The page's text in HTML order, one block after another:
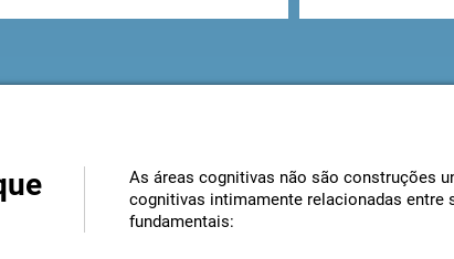
As áreas cognitivas não são construções
cognitivas intimamente relacionadas entre
fundamentais: